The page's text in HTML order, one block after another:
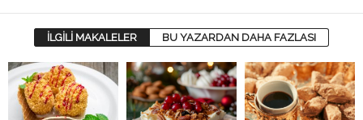
İLGİLİ MAKALELER BU YAZARDAN DAHA FAZLASI